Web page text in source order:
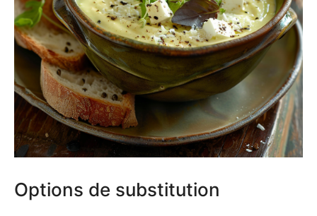
Options de substitution